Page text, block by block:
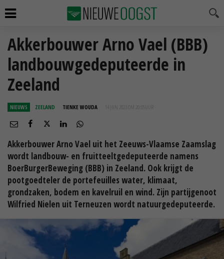
Akkerbouwer Arno Vael (BBB)
landbouwgedeputeerde in
Zeeland
NIEUWS ZEELAND TIENKE WOUDA 14 JUN 2023 OM 20:05
Akkerbouwer Arno Vael uit het Zeeuws-Vlaamse Zaamslag
wordt landbouw- en fruitteeltgedeputeerde namens
BoerBurgerBeweging (BBB) in Zeeland. Ook krijgt de
pootgoedteler de portefeuilles water, klimaat,
grondzaken, bodem en kavelruil en wind. Zijn partijgenoot
Wilfried Nielen uit Terneuzen wordt natuurgedeputeerde.